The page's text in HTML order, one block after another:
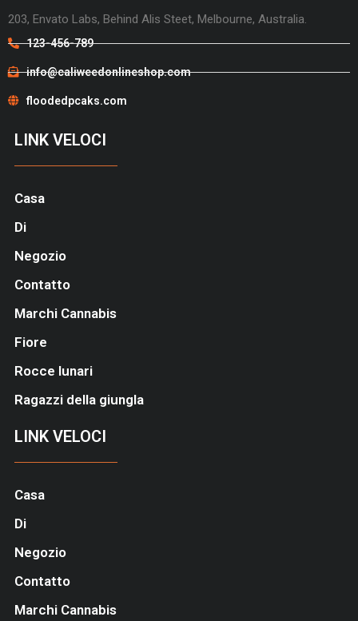
203, Envato Labs, Behind Alis Steet, Melbourne, Australia.
123-456-789
info@caliweedonlineshop.com
floodedpcaks.com
LINK VELOCI
Casa
Di
Negozio
Contatto
Marchi Cannabis
Fiore
Rocce lunari
Ragazzi della giungla
LINK VELOCI
Casa
Di
Negozio
Contatto
Marchi Cannabis